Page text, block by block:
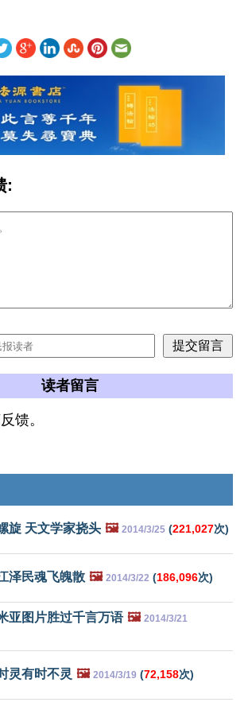
:
读者留言
馈。
旋 天文学家挠头 🖼️ 2014/3/25 (221,027次)
泽民魂飞魄散 🖼️ 2014/3/22 (186,096次)
亚图片胜过千言万语 🖼️ 2014/3/21
灵有时不灵 🖼️ 2014/3/19 (72,158次)